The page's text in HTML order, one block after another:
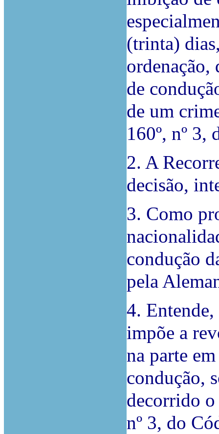
(trinta)
de
de um
160º, nº 3,
2. A
decisão,
3. Como
condução
pela
4.
impõe a
na parte
condução,
decorrido
nº 3, do